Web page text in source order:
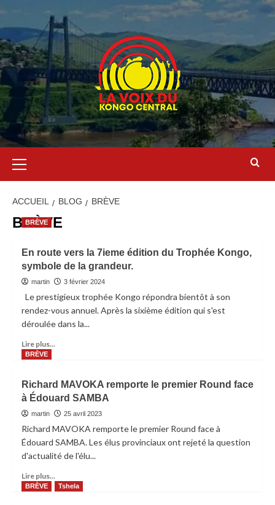
ACCUEIL BLOG BRÈVE
BRÈVE
BRÈVE
En route vers la 7ieme édition du Trophée Kongo,
symbole de la grandeur.
martin 3 février 2024
Le prestigieux trophée Kongo répondra bientôt à son
rendez-vous annuel. Après la sixième édition qui s'est
déroulée dans la...
Lire plus...
BRÈVE
Richard MAVOKA remporte le premier Round face
à Édouard SAMBA
martin 25 avril 2023
Richard MAVOKA remporte le premier Round face à
Édouard SAMBA. Les élus provinciaux ont rejeté la question
d'actualité de l'élu...
Lire plus...
BRÈVE Tshela